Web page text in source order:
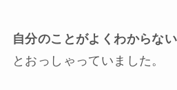
自分のことがよくわからな
とおっしゃっていました。